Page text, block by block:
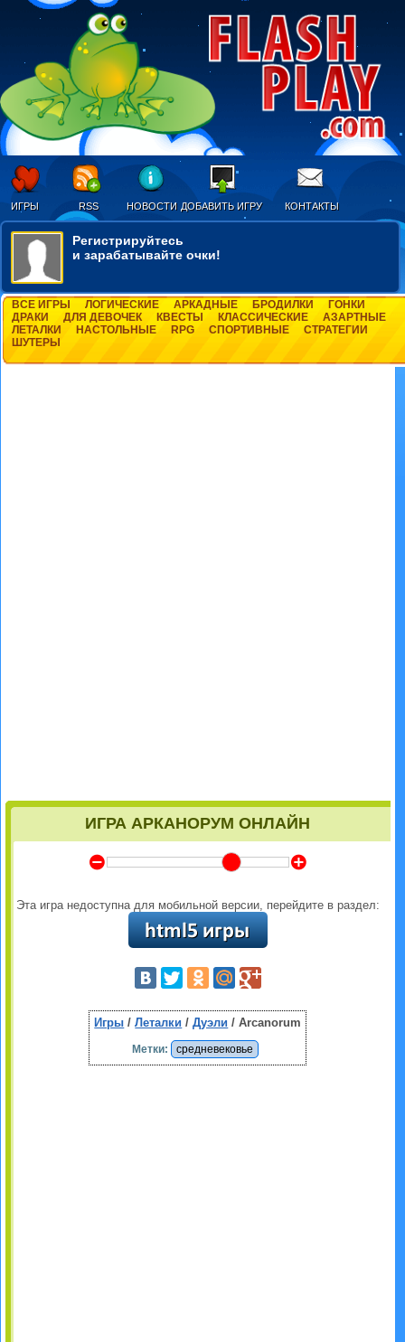
ИГРЫ RSS НОВОСТИ ДОБАВИТЬ ИГРУ КОНТАКТЫ
Регистрируйтесь
и зарабатывайте очки!
ВСЕ ИГРЫ ЛОГИЧЕСКИЕ АРКАДНЫЕ БРОДИЛКИ
ГОНКИ
ДРАКИ
ДЛЯ ДЕВОЧЕК КВЕСТЫ КЛАССИЧЕСКИЕ
АЗАРТНЫЕ
ЛЕТАЛКИ
НАСТОЛЬНЫЕ RPG СПОРТИВНЫЕ
СТРАТЕГИИ
ШУТЕРЫ
ИГРА АРКАНОРУМ ОНЛАЙН
Y Z
Эта игра недоступна для мобильной версии, перейдите в раздел:
Игры /Леталки /Дуэли / Arcanorum
Метки: средневековье